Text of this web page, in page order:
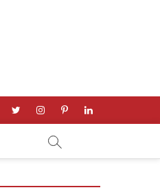
twitterinstagrampinterestlinkedin